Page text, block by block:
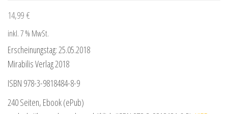
14,99 €
inkl. 7 % MwSt.
Erscheinungstag: 25.05.2018
Mirabilis Verlag 2018
ISBN 978-3-9818484-8-9
240 Seiten, Ebook (ePub)